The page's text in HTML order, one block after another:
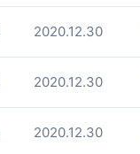
2020.12.30
2020.12.30
2020.12.30